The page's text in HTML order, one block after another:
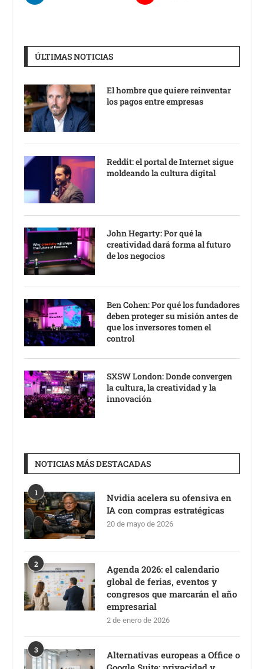
ÚLTIMAS NOTICIAS
El hombre que quiere reinventar
los pagos entre empresas
Reddit: el portal de Internet sigue
moldeando la cultura digital
John Hegarty: Por qué la
creatividad dará forma al futuro
de los negocios
Ben Cohen: Por qué los fundadores
deben proteger su misión antes de
que los inversores tomen el
control
SXSW London: Donde convergen
la cultura, la creatividad y la
innovación
NOTICIAS MÁS DESTACADAS
1
Nvidia acelera su ofensiva en
IA con compras estratégicas
20 de mayo de 2026
2
Agenda 2026: el calendario
global de ferias, eventos y
congresos que marcarán el año
empresarial
2 de enero de 2026
3
Alternativas europeas a Office o